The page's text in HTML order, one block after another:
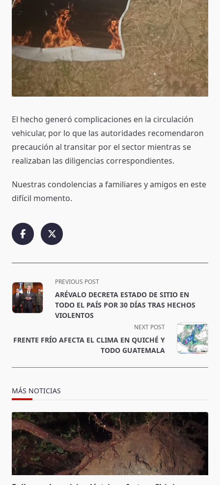
El hecho generó complicaciones en la circulación
vehicular, por lo que las autoridades recomendaron
precaución al transitar por el sector mientras se
realizaban las diligencias correspondientes.
Nuestras condolencias a familiares y amigos en este
difícil momento.
<span
class="nav-
subtitle
screen-
text">Page</span>
PREVIOUS POST
ARÉVALO DECRETA ESTADO DE SITIO EN
TODO EL PAÍS POR 30 DÍAS TRAS HECHOS
VIOLENTOS
NEXT POST
FRENTE FRÍO AFECTA EL CLIMA EN QUICHÉ Y
TODO GUATEMALA
MÁS NOTICIAS